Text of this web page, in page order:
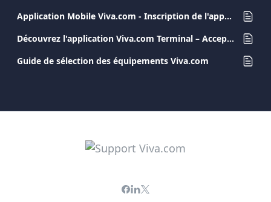
Application Mobile Viva.com - Inscription de l'appareil
Découvrez l'application Viva.com Terminal – Acceptez des paiements partout
Guide de sélection des équipements Viva.com